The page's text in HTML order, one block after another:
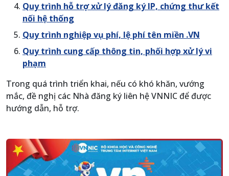
Quy trình hỗ trợ xử lý đăng ký IP, chứng thư kết
nối hệ thống
Quy trình nghiệp vụ phí, lệ phí tên miền .VN
Quy trình cung cấp thông tin, phối hợp xử lý vi
phạm
Trong quá trình triển khai, nếu có khó khăn, vướng
mắc, đề nghị các Nhà đăng ký liên hệ VNNIC để được
hướng dẫn, hỗ trợ.